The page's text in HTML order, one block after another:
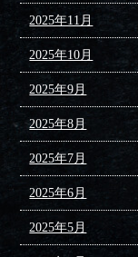
2025年11月
2025年10月
2025年9月
2025年8月
2025年7月
2025年6月
2025年5月